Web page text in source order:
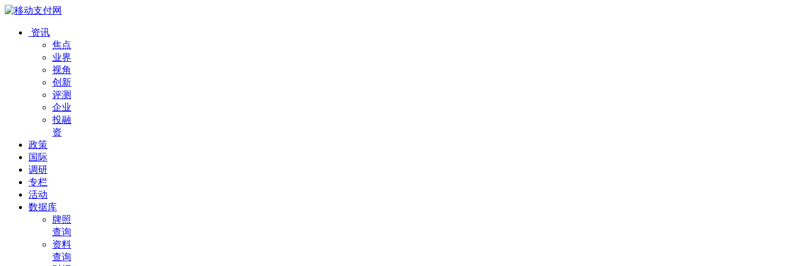
资讯
焦点
业界
视角
创新
评测
企业
投融
资
政策
国际
调研
专栏
活动
数据库
牌照
查询
资料
查询